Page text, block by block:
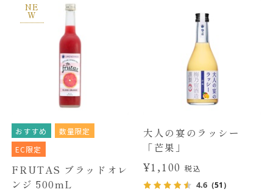
NE
W
おすすめ
数量限定
EC限定
FRUTAS ブラッドオレ
ンジ 500mL
大人の宴のラッシー
「芒果」
¥1,100 税込
4.6 （51）